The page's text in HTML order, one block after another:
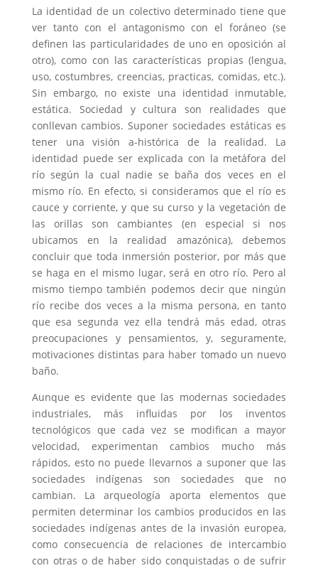
La identidad de un colectivo determinado tiene que
ver tanto con el antagonismo con el foráneo (se
definen las particularidades de uno en oposición al
otro), como con las características propias (lengua,
uso, costumbres, creencias, practicas, comidas, etc.).
Sin embargo, no existe una identidad inmutable,
estática. Sociedad y cultura son realidades que
conllevan cambios. Suponer sociedades estáticas es
tener una visión a-histórica de la realidad. La
identidad puede ser explicada con la metáfora del
río según la cual nadie se baña dos veces en el
mismo río. En efecto, si consideramos que el río es
cauce y corriente, y que su curso y la vegetación de
las orillas son cambiantes (en especial si nos
ubicamos en la realidad amazónica), debemos
concluir que toda inmersión posterior, por más que
se haga en el mismo lugar, será en otro río. Pero al
mismo tiempo también podemos decir que ningún
río recibe dos veces a la misma persona, en tanto
que esa segunda vez ella tendrá más edad, otras
preocupaciones y pensamientos, y, seguramente,
motivaciones distintas para haber tomado un nuevo
baño.
Aunque es evidente que las modernas sociedades
industriales, más influidas por los inventos
tecnológicos que cada vez se modifican a mayor
velocidad, experimentan cambios mucho más
rápidos, esto no puede llevarnos a suponer que las
sociedades indígenas son sociedades que no
cambian. La arqueología aporta elementos que
permiten determinar los cambios producidos en las
sociedades indígenas antes de la invasión europea,
como consecuencia de relaciones de intercambio
con otras o de haber sido conquistadas o de sufrir